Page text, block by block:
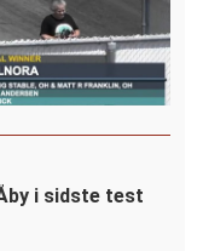
i sidste test